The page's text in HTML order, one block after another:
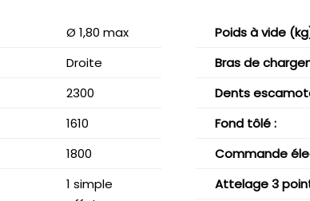
Ø 1,80 max
Droite
2300
1610
1800
1 simple
Poids à vide
Bras de
Dents
Fond tôlé :
Commande
Attelage 3